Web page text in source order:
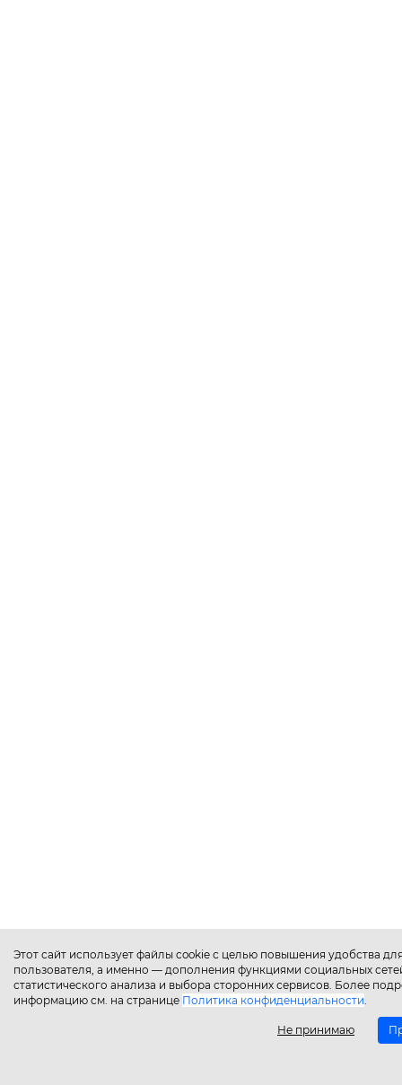
Этот сайт использует файлы cookie с целью повышения удобства
пользователя, а именно — дополнения функциями социальных
статистического анализа и выбора сторонних сервисов. Более
информацию см. на странице Политика конфиденциальности.
Не принимаю